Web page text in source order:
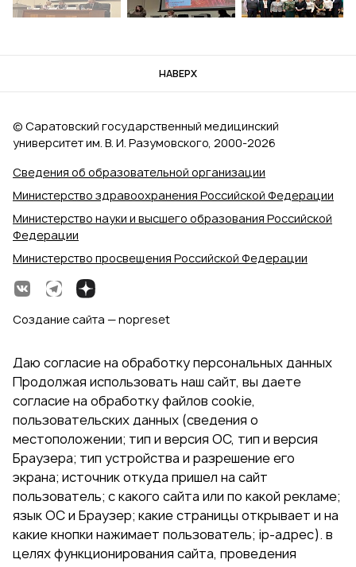
НАВЕРХ
Сведения об образовательной организации
Министерство здравоохранения Российской Федерации
Министерство науки и высшего образования Российской
Федерации
Министерство просвещения Российской Федерации
© Саратовский государственный медицинский
университет им. В. И. Разумовского, 2000‑2026
Создание сайта — nopreset
Даю согласие на обработку персональных данных
Продолжая использовать наш сайт, вы даете
согласие на обработку файлов cookie,
пользовательских данных (сведения о
местоположении; тип и версия ОС, тип и версия
Браузера; тип устройства и разрешение его
экрана; источник откуда пришел на сайт
пользователь; с какого сайта или по какой рекламе;
язык ОС и Браузер; какие страницы открывает и на
какие кнопки нажимает пользователь; ip-адрес). в
целях функционирования сайта, проведения